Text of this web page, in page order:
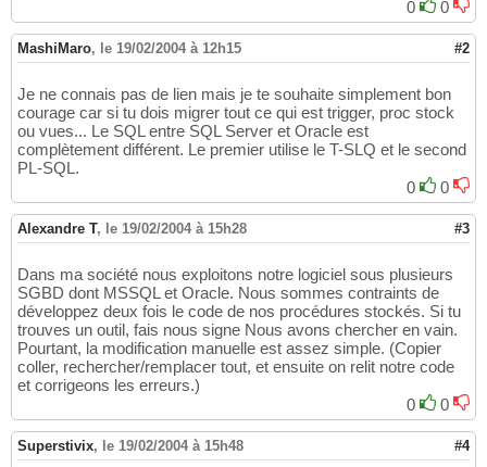
0
0
MashiMaro, le 19/02/2004 à 12h15 #2
Je ne connais pas de lien mais je te souhaite simplement bon
courage car si tu dois migrer tout ce qui est trigger, proc stock
ou vues... Le SQL entre SQL Server et Oracle est
complètement différent. Le premier utilise le T-SLQ et le second
PL-SQL.
0
0
Alexandre T, le 19/02/2004 à 15h28 #3
Dans ma société nous exploitons notre logiciel sous plusieurs
SGBD dont MSSQL et Oracle. Nous sommes contraints de
développez deux fois le code de nos procédures stockés. Si tu
trouves un outil, fais nous signe Nous avons chercher en vain.
Pourtant, la modification manuelle est assez simple. (Copier
coller, rechercher/remplacer tout, et ensuite on relit notre code
et corrigeons les erreurs.)
0
0
Superstivix, le 19/02/2004 à 15h48 #4